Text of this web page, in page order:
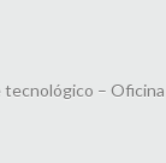
tecnológico – Oficina